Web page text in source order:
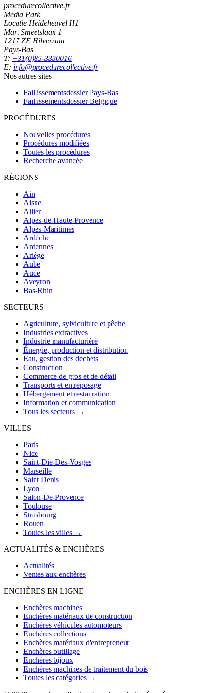
procedurecollective.fr
Media Park
Locatie Heideheuvel H1
Mart Smeetslaan 1
1217 ZE Hilversum
Pays-Bas
T: +31(0)85-3330016
E: info@procedurecollective.fr
Nos autres sites
Faillissementsdossier Pays-Bas
Faillissementsdossier Belgique
PROCÉDURES
Nouvelles procédures
Procédures modifiées
Toutes les procédures
Recherche avancée
RÉGIONS
Ain
Aisne
Allier
Alpes-de-Haute-Provence
Alpes-Maritimes
Ardèche
Ardennes
Ariège
Aube
Aude
Aveyron
Bas-Rhin
SECTEURS
Agriculture, sylviculture et pêche
Industries extractives
Industrie manufacturière
Énergie, production et distribution
Eau, gestion des déchets
Construction
Commerce de gros et de détail
Transports et entreposage
Hébergement et restauration
Information et communication
Tous les secteurs →
VILLES
Paris
Nice
Saint-Die-Des-Vosges
Marseille
Saint Denis
Lyon
Salon-De-Provence
Toulouse
Strasbourg
Rouen
Toutes les villes →
ACTUALITÉS & ENCHÈRES
Actualités
Ventes aux enchères
ENCHÈRES EN LIGNE
Enchères machines
Enchères matériaux de construction
Enchères véhicules automoteurs
Enchères collections
Enchères matériaux d'entrepreneur
Enchères outillage
Enchères bijoux
Enchères machines de traitement du bois
Toutes les catégories →